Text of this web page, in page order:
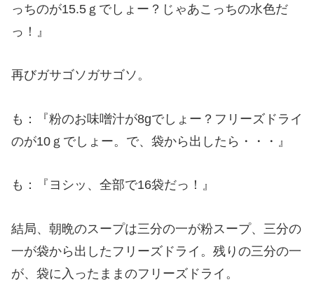
っちのが15.5ｇでしょー？じゃあこっちの水色だ
っ！』
再びガサゴソガサゴソ。
も：『粉のお味噌汁が8gでしょー？フリーズドライ
のが10ｇでしょー。で、袋から出したら・・・』
も：『ヨシッ、全部で16袋だっ！』
結局、朝晩のスープは三分の一が粉スープ、三分の
一が袋から出したフリーズドライ。残りの三分の一
が、袋に入ったままのフリーズドライ。